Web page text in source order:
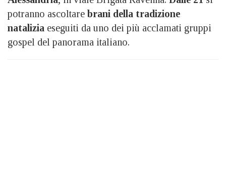
potranno ascoltare brani della tradizione
natalizia eseguiti da uno dei più acclamati gruppi
gospel del panorama italiano.